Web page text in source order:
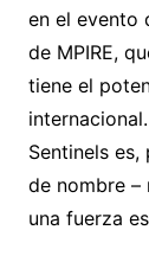
en el evento
de MPIRE,
tiene el
Sentinels
de nombre –
una fuerza